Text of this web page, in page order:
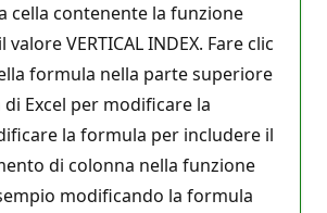
cella contenente la funzione
valore VERTICAL INDEX. Fare clic
formula nella parte superiore
Excel per modificare la
la formula per includere il
di colonna nella funzione
modificando la formula